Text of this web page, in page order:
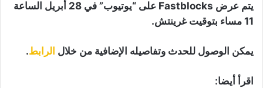
يتم عرض Fastblocks على “يوتيوب” في 28 أبريل الساعة
11 مساء بتوقيت غرينتش.
يمكن الوصول للحدث وتفاصيله الإضافية من خلال الرابط.
اقرأ أيضا: